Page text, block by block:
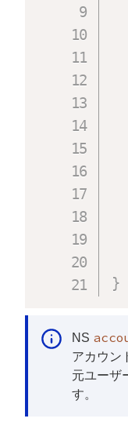
}
NS
アカウン
元ユーザ
す。